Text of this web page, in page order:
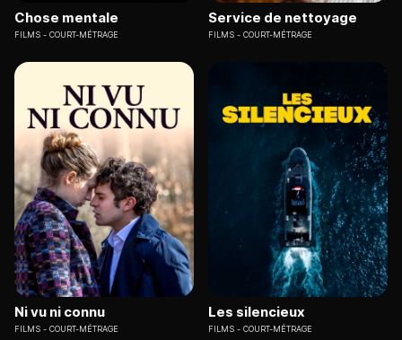
Chose mentale
FILMS COURT-MÉTRAGE
Service de nettoyage
FILMS COURT-MÉTRAGE
Ni vu ni connu
FILMS COURT-MÉTRAGE
Les silencieux
FILMS COURT-MÉTRAGE